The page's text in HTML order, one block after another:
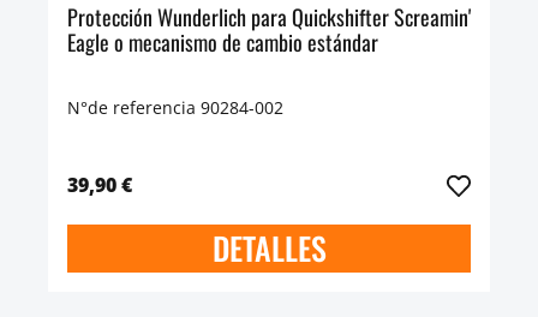
Protección Wunderlich para Quickshifter Screamin'
Eagle o mecanismo de cambio estándar
N°de referencia 90284-002
39,90 €
DETALLES